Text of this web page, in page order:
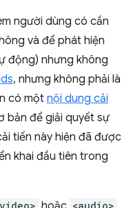
người dùng có cần
và để phát hiện
động) nhưng không
, nhưng không phải là
có một nội dung cải
bản để giải quyết sự
tiến này hiện đã được
khai đầu tiên trong